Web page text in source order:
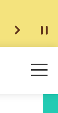
下一个开
目